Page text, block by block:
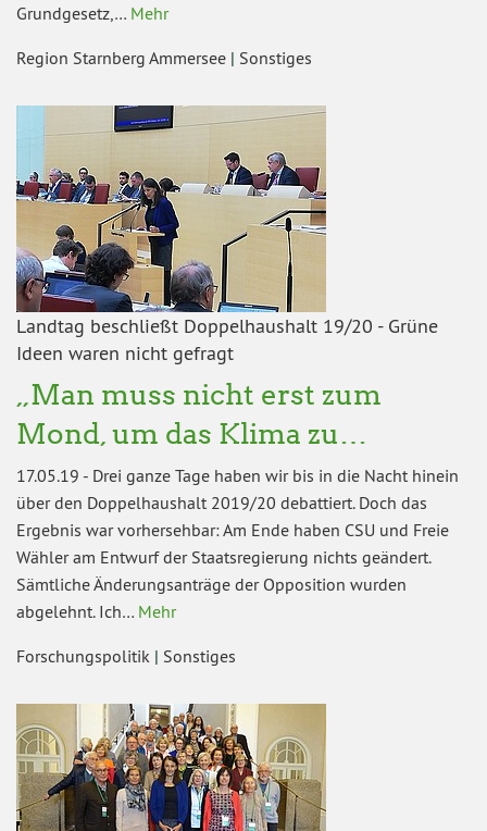
Grundgesetz,… Mehr
Region Starnberg Ammersee | Sonstiges
Landtag beschließt Doppelhaushalt 19/20 - Grüne
Ideen waren nicht gefragt
„Man muss nicht erst zum
Mond, um das Klima zu…
17.05.19 - Drei ganze Tage haben wir bis in die Nacht hinein
über den Doppelhaushalt 2019/20 debattiert. Doch das
Ergebnis war vorhersehbar: Am Ende haben CSU und Freie
Wähler am Entwurf der Staatsregierung nichts geändert.
Sämtliche Änderungsanträge der Opposition wurden
abgelehnt. Ich… Mehr
Forschungspolitik | Sonstiges